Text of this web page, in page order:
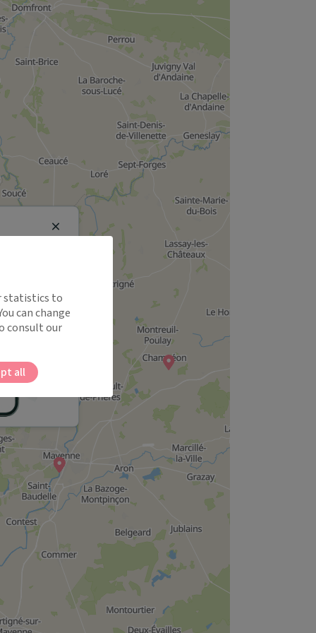
Close
statistics to
can change
consult our
all